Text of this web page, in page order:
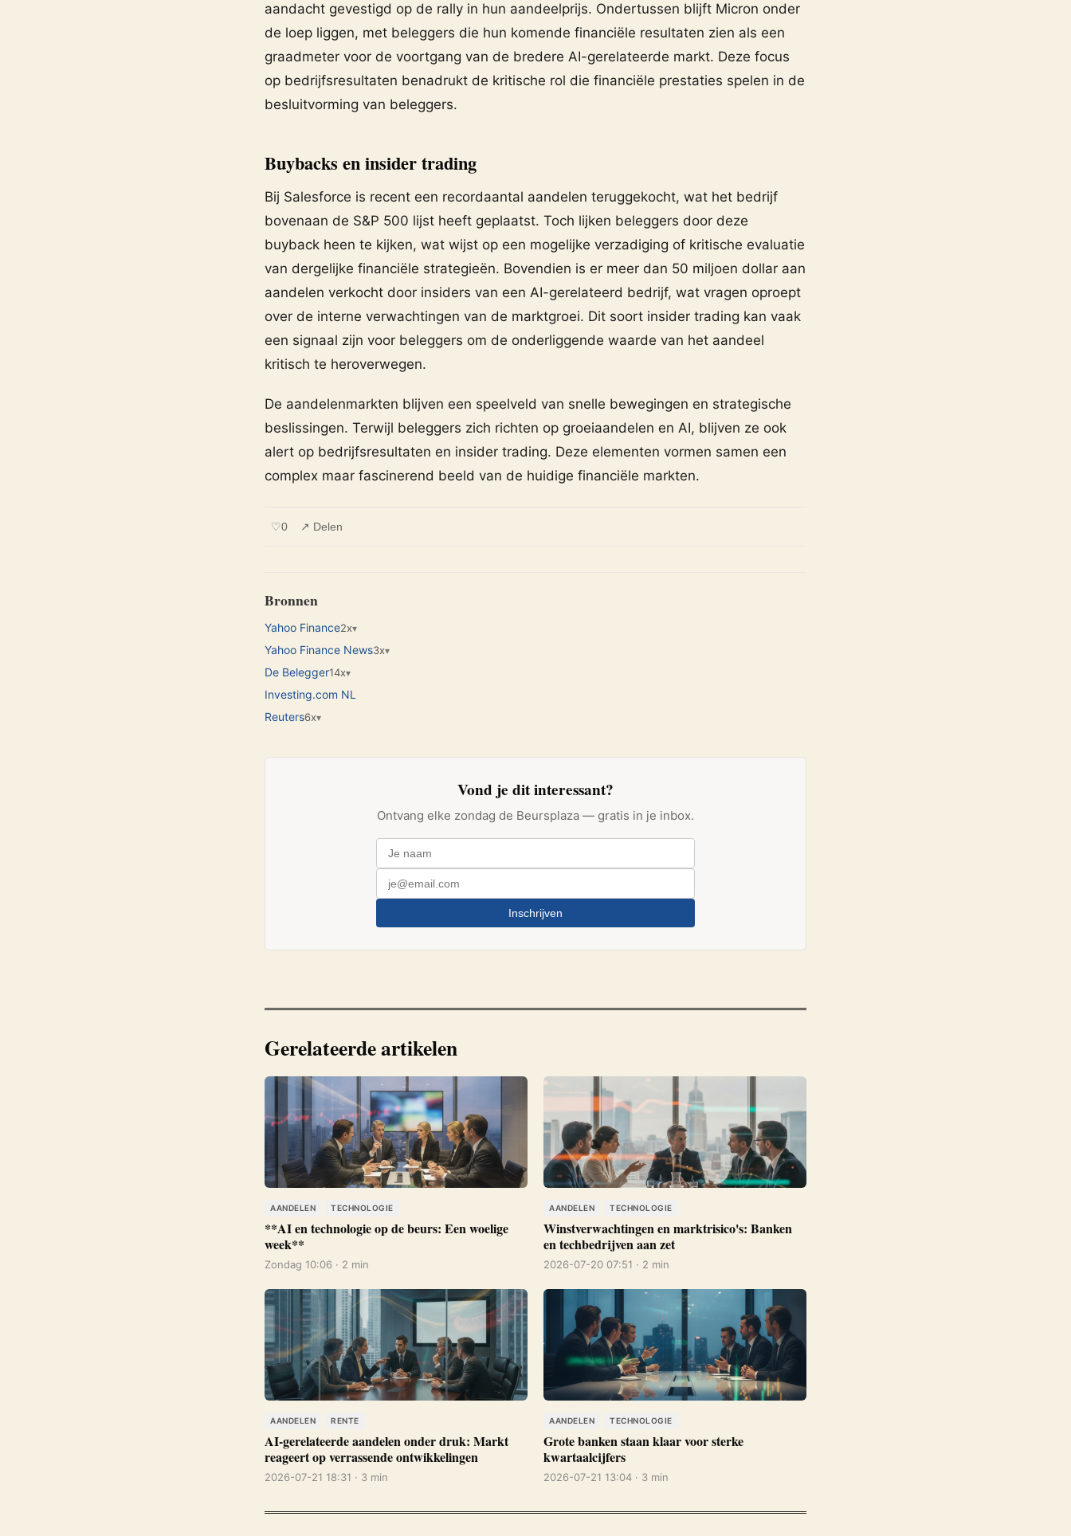
aandacht gevestigd op de rally in hun aandeelprijs. Ondertussen blijft Micron onder
de loep liggen, met beleggers die hun komende financiële resultaten zien als een
graadmeter voor de voortgang van de bredere AI-gerelateerde markt. Deze focus
op bedrijfsresultaten benadrukt de kritische rol die financiële prestaties spelen in de
besluitvorming van beleggers.
Buybacks en insider trading
Bij Salesforce is recent een recordaantal aandelen teruggekocht, wat het bedrijf
bovenaan de S&P 500 lijst heeft geplaatst. Toch lijken beleggers door deze
buyback heen te kijken, wat wijst op een mogelijke verzadiging of kritische evaluatie
van dergelijke financiële strategieën. Bovendien is er meer dan 50 miljoen dollar aan
aandelen verkocht door insiders van een AI-gerelateerd bedrijf, wat vragen oproept
over de interne verwachtingen van de marktgroei. Dit soort insider trading kan vaak
een signaal zijn voor beleggers om de onderliggende waarde van het aandeel
kritisch te heroverwegen.
De aandelenmarkten blijven een speelveld van snelle bewegingen en strategische
beslissingen. Terwijl beleggers zich richten op groeiaandelen en AI, blijven ze ook
alert op bedrijfsresultaten en insider trading. Deze elementen vormen samen een
complex maar fascinerend beeld van de huidige financiële markten.
♡0 ↗ Delen
Bronnen
Yahoo Finance2x▾
Yahoo Finance News3x▾
De Belegger14x▾
Investing.com NL
Reuters6x▾
Vond je dit interessant?
Ontvang elke zondag de Beursplaza — gratis in je inbox.
Inschrijven
Gerelateerde artikelen
AANDELEN TECHNOLOGIE
**AI en technologie op de beurs: Een woelige
week**
Zondag 10:06 · 2 min
AANDELEN TECHNOLOGIE
Winstverwachtingen en marktrisico's: Banken
en techbedrijven aan zet
2026-07-20 07:51 · 2 min
AANDELEN RENTE
AI-gerelateerde aandelen onder druk: Markt
reageert op verrassende ontwikkelingen
2026-07-21 18:31 · 3 min
AANDELEN TECHNOLOGIE
Grote banken staan klaar voor sterke
kwartaalcijfers
2026-07-21 13:04 · 3 min